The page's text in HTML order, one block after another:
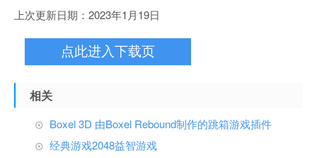
上次更新日期：2023年1月19日
点此进入下载页
相关
Boxel 3D 由Boxel Rebound制作的跳箱游戏插件
经典游戏2048益智游戏